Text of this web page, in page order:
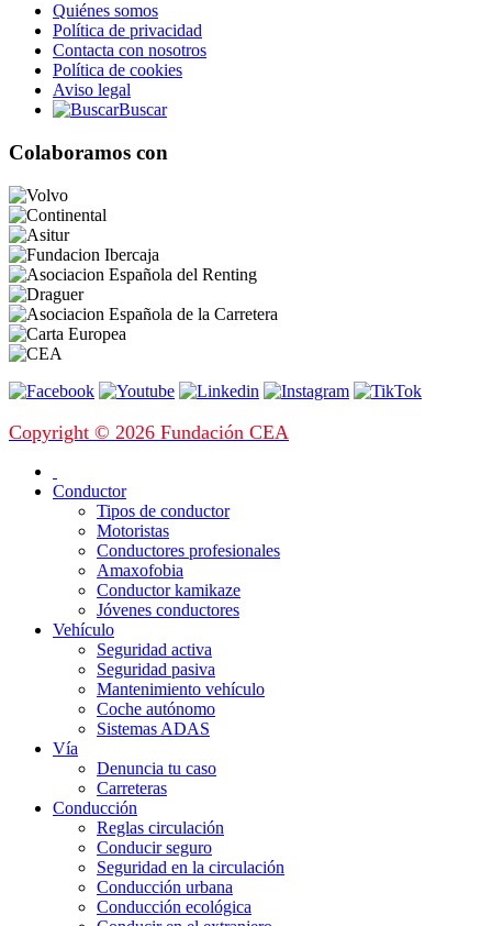
Quiénes somos
Política de privacidad
Contacta con nosotros
Política de cookies
Aviso legal
Buscar
Colaboramos con
Copyright © 2026 Fundación CEA
Conductor
Tipos de conductor
Motoristas
Conductores profesionales
Amaxofobia
Conductor kamikaze
Jóvenes conductores
Vehículo
Seguridad activa
Seguridad pasiva
Mantenimiento vehículo
Coche autónomo
Sistemas ADAS
Vía
Denuncia tu caso
Carreteras
Conducción
Reglas circulación
Conducir seguro
Seguridad en la circulación
Conducción urbana
Conducción ecológica